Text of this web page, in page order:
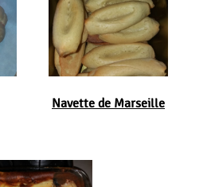
Navette de Marseille